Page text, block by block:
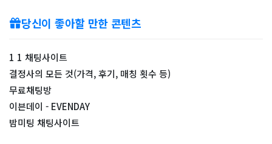
당신이 좋아할 만한 콘텐츠
1 1 채팅사이트
결정사의 모든 것(가격, 후기, 매칭 횟수 등)
무료채팅방
이븐데이 - EVENDAY
밤미팅 채팅사이트